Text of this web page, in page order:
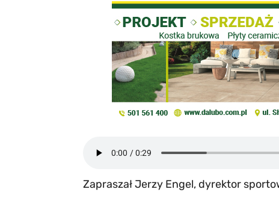
Zapraszał Jerzy Engel, dyrektor